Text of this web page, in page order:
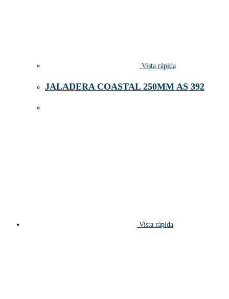
Vista rápida
JALADERA COASTAL 250MM AS 392
Vista rápida